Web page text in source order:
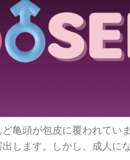
亀頭が包皮に覆われてい
します。しかし、成人に